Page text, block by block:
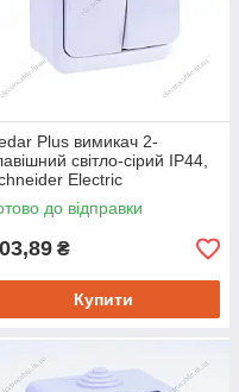
Plus вимикач 2-
світло-сірий IP44,
Electric
до відправки
₴
Купити